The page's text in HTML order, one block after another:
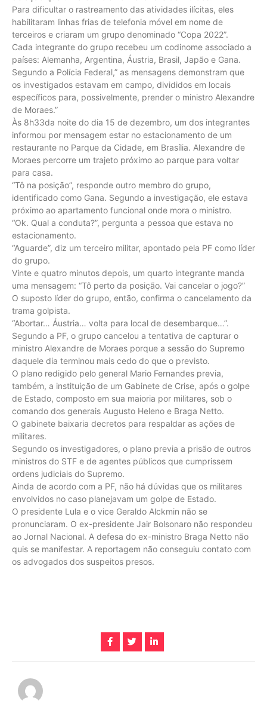
Para dificultar o rastreamento das atividades ilícitas, eles
habilitaram linhas frias de telefonia móvel em nome de
terceiros e criaram um grupo denominado “Copa 2022”.
Cada integrante do grupo recebeu um codinome associado a
países: Alemanha, Argentina, Áustria, Brasil, Japão e Gana.
Segundo a Polícia Federal,” as mensagens demonstram que
os investigados estavam em campo, divididos em locais
específicos para, possivelmente, prender o ministro Alexandre
de Moraes.”
Às 8h33da noite do dia 15 de dezembro, um dos integrantes
informou por mensagem estar no estacionamento de um
restaurante no Parque da Cidade, em Brasília. Alexandre de
Moraes percorre um trajeto próximo ao parque para voltar
para casa.
“Tô na posição”, responde outro membro do grupo,
identificado como Gana. Segundo a investigação, ele estava
próximo ao apartamento funcional onde mora o ministro.
“Ok. Qual a conduta?”, pergunta a pessoa que estava no
estacionamento.
“Aguarde”, diz um terceiro militar, apontado pela PF como líder
do grupo.
Vinte e quatro minutos depois, um quarto integrante manda
uma mensagem: “Tô perto da posição. Vai cancelar o jogo?”
O suposto líder do grupo, então, confirma o cancelamento da
trama golpista.
“Abortar… Áustria… volta para local de desembarque…”.
Segundo a PF, o grupo cancelou a tentativa de capturar o
ministro Alexandre de Moraes porque a sessão do Supremo
daquele dia terminou mais cedo do que o previsto.
O plano redigido pelo general Mario Fernandes previa,
também, a instituição de um Gabinete de Crise, após o golpe
de Estado, composto em sua maioria por militares, sob o
comando dos generais Augusto Heleno e Braga Netto.
O gabinete baixaria decretos para respaldar as ações de
militares.
Segundo os investigadores, o plano previa a prisão de outros
ministros do STF e de agentes públicos que cumprissem
ordens judiciais do Supremo.
Ainda de acordo com a PF, não há dúvidas que os militares
envolvidos no caso planejavam um golpe de Estado.
O presidente Lula e o vice Geraldo Alckmin não se
pronunciaram. O ex-presidente Jair Bolsonaro não respondeu
ao Jornal Nacional. A defesa do ex-ministro Braga Netto não
quis se manifestar. A reportagem não conseguiu contato com
os advogados dos suspeitos presos.